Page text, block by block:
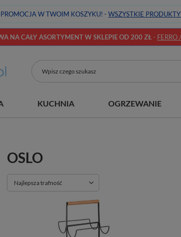
W TWOIM KOSZYKU! - WSZYSTKIE
NA CAŁY ASORTYMENT W SKLEPIE OD 200 ZŁ-
KUCHNIA OGRZEWANIE
OSLO
Zmień sortowanie
Najlepsza trafność